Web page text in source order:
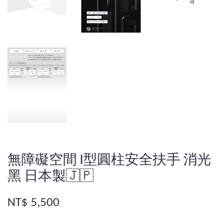
無障礙空間 I型圓柱安全扶手 消光
黑 日本製🇯🇵
NT$ 5,500